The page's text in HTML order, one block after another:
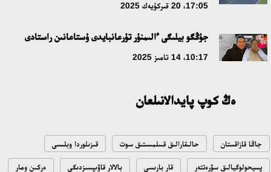
مەملەكەت باسشىسى كوبەيتۇز كولىنىڭ جاي-كۇيىنە نازار اۋداردى
التىن وردا تاريحىن وقىتۋدىڭ يننوۆاسيالىق تاسىلدەرى ەنگىزىلەدى
قازاقستان ۇقك: ۋاقىت سىن-قاتەرلەرى جانە ۇلتتىق مۇددەنى قورعاۋ
17:05، 20 قىركۇيەك 2025
جۇڭگو بيلىگى ءالىمنۇر تۇرعانبايدى ۇستاعانىن راستادى
10:17، 14 تامىز 2025
ەڭ كوپ پايدالانىلعان
جاڭا قازاقستان حالىقارالىق قىىلمىستىق سوت قىزىلوردا وبلىسى
پسيحولوگيالىق سۋرەتتەر قار بارىسى بالالار قاۋىپسىزدىگى ەركىن ومار